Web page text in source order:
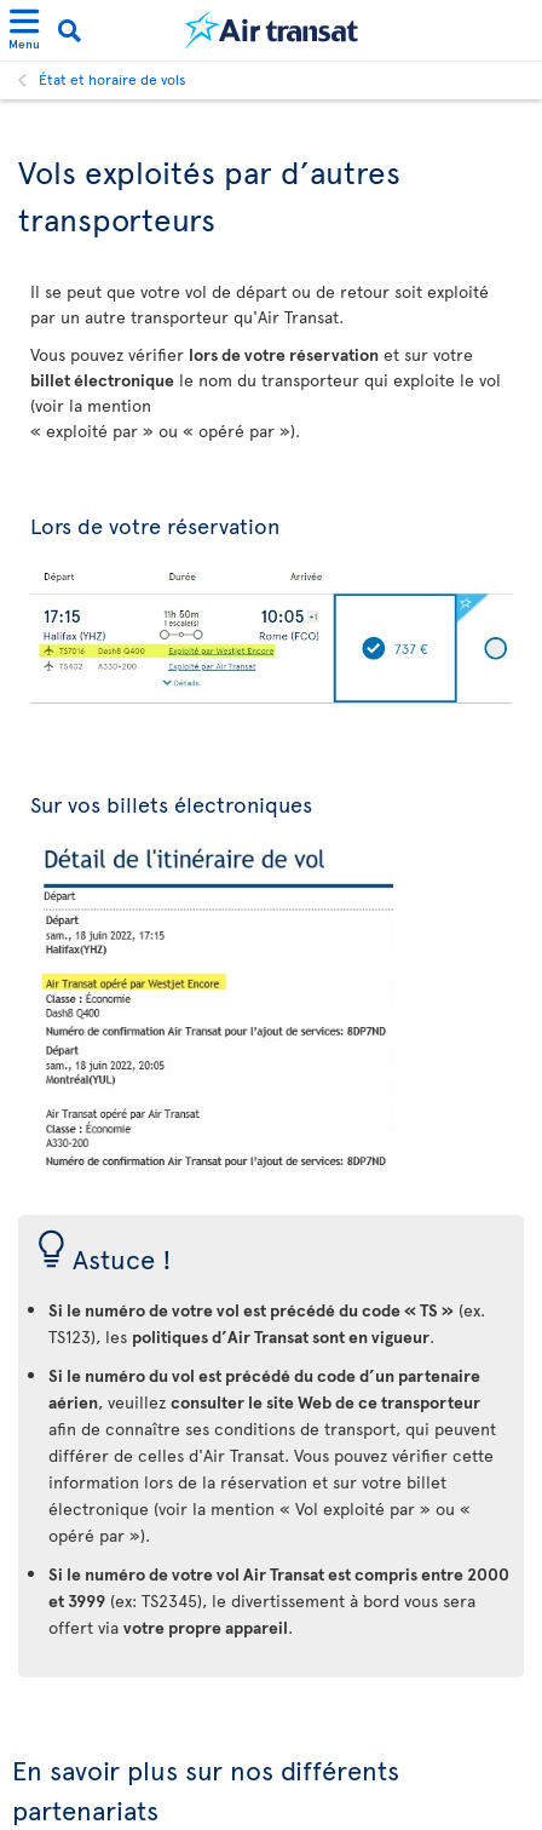
Menu
État et horaire de vols
Vols exploités par d’autres
transporteurs
Il se peut que votre vol de départ ou de retour soit exploité
par un autre transporteur qu'Air Transat.
Vous pouvez vérifier lors de votre réservation et sur votre
billet électronique le nom du transporteur qui exploite le vol
(voir la mention
« exploité par » ou « opéré par »).
Lors de votre réservation
Sur vos billets électroniques
Astuce !
Si le numéro de votre vol est précédé du code « TS » (ex.
TS123), les politiques d’Air Transat sont en vigueur.
Si le numéro du vol est précédé du code d’un partenaire
aérien, veuillez consulter le site Web de ce transporteur
afin de connaître ses conditions de transport, qui peuvent
différer de celles d'Air Transat. Vous pouvez vérifier cette
information lors de la réservation et sur votre billet
électronique (voir la mention « Vol exploité par » ou «
opéré par »).
Si le numéro de votre vol Air Transat est compris entre 2000
et 3999 (ex: TS2345), le divertissement à bord vous sera
offert via votre propre appareil.
En savoir plus sur nos différents
partenariats